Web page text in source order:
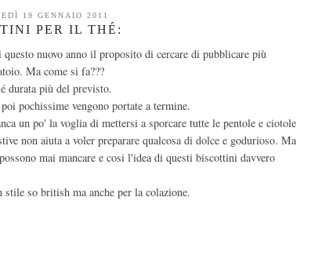
19 GENNAIO 2011
PER IL THÉ:
nuovo anno il proposito di cercare di pubblicare più
Ma come si fa???
durata più del previsto.
pochissime vengono portate a termine.
un po' la voglia di mettersi a sporcare tutte le pentole e ciotole
non aiuta a voler preparare qualcosa di dolce e godurioso. Ma
mai mancare e cosi l'idea di questi biscottini davvero
so british ma anche per la colazione.